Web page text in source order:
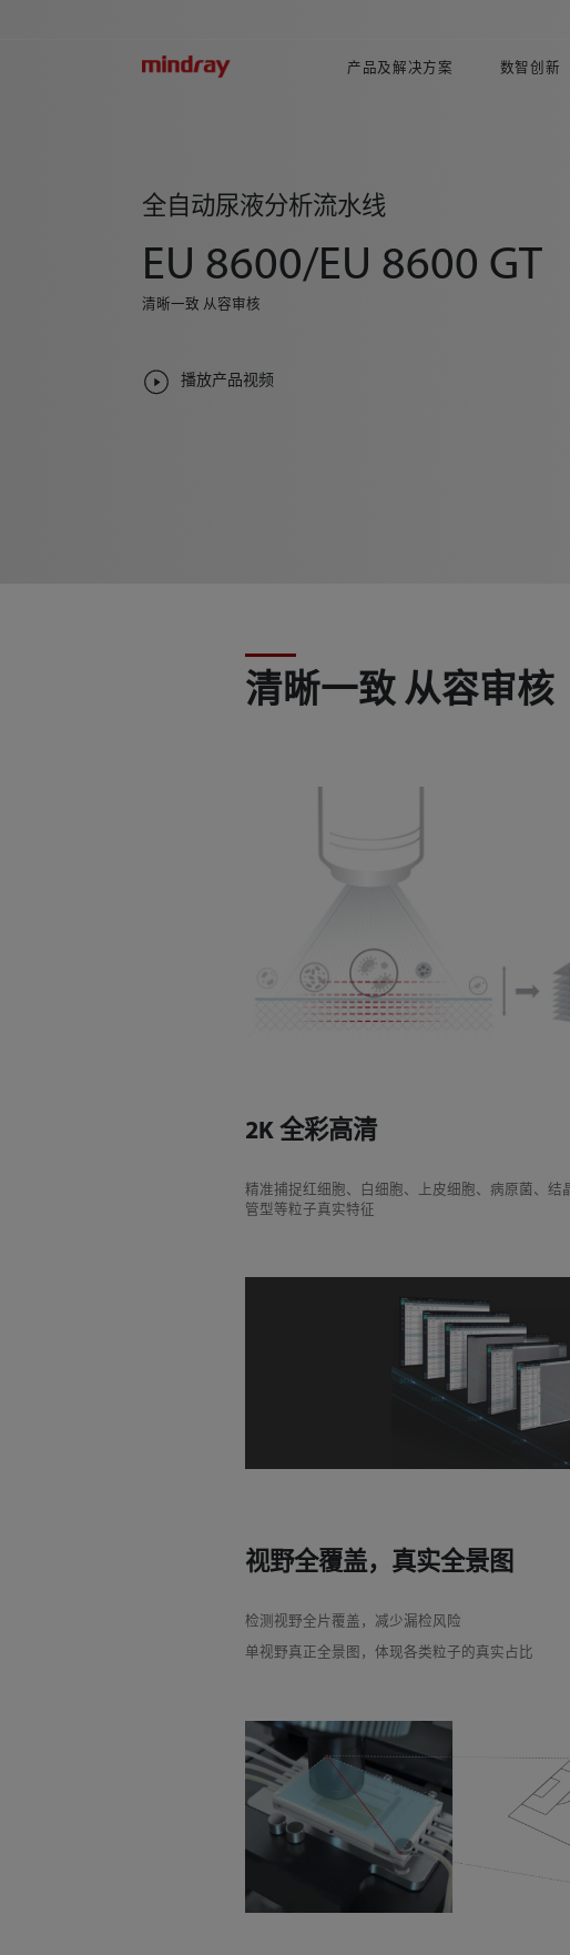
产品及解决方案 数智创新
全自动尿液分析流水线
EU 8600/EU 8600 GT
清晰一致 从容审核
播放产品视频
清晰一致 从容审核
2K 全彩高清
精准捕捉红细胞、白细胞、上皮细胞、病原菌、结
管型等粒子真实特征
视野全覆盖，真实全景图
检测视野全片覆盖，减少漏检风险
单视野真正全景图，体现各类粒子的真实占比